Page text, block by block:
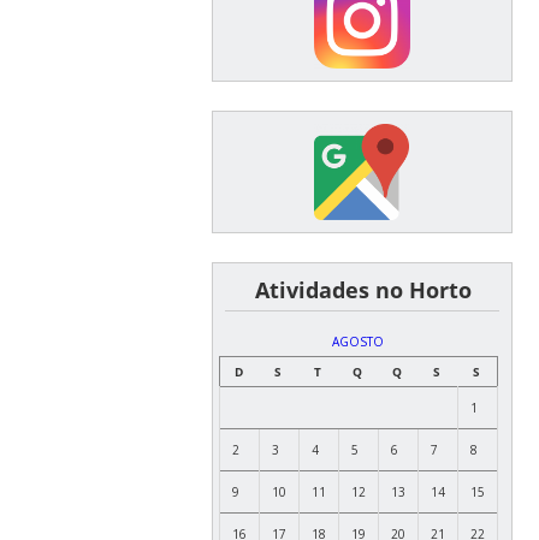
͏ ͏ ͏ ͏ ͏ ͏Atividades no Horto
AGOSTO
D
S T Q Q S S
1
2 3 4 5 6 7 8
9 10 11 12 13 14 15
16 17 18 19 20 21 22